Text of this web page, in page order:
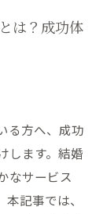
は？成功体
る方へ、成功
します。結婚
なサービス
記事では、